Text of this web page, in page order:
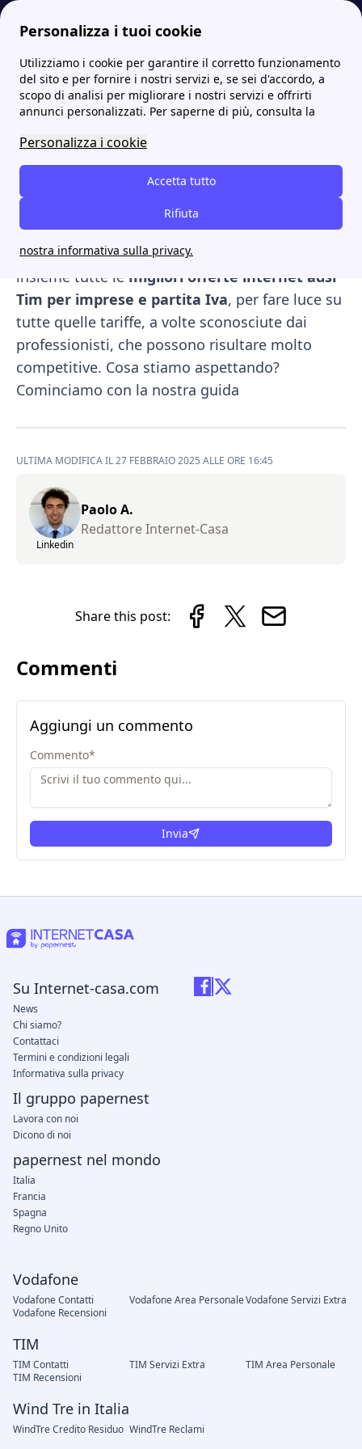
Personalizza i tuoi cookie
Utilizziamo i cookie per garantire il corretto funzionamento
del sito e per fornire i nostri servizi e, se sei d'accordo, a
scopo di analisi per migliorare i nostri servizi e offrirti
annunci personalizzati. Per saperne di più, consulta la
Personalizza i cookie
Accetta tutto
Rifiuta
nostra informativa sulla privacy.
Internet Casa Le migliori offerte internet e fibra per partite IVA e imprese Migliori offerte internet adsl Tim per imprese e partita iva
Migliori offerte internet
adsl Tim per imprese e
partita iva
Leggi la nostra guida e scopri tutte le offerte di
TIM per internet dedicate a business, imprese e
partite IVA. In questo articolo scopriremo
insieme tutte le migliori offerte internet adsl
Tim per imprese e partita Iva, per fare luce su
tutte quelle tariffe, a volte sconosciute dai
professionisti, che possono risultare molto
competitive. Cosa stiamo aspettando?
Cominciamo con la nostra guida
ULTIMA MODIFICA IL 27 FEBBRAIO 2025 ALLE ORE 16:45
Linkedin
Paolo A.
Redattore Internet-Casa
Share this post:
Commenti
Aggiungi un commento
Commento*
Invia
Vodafone
Vodafone Contatti Vodafone Area PersonaleVodafone Servizi Extra
Vodafone Recensioni
TIM
TIM Contatti TIM Servizi Extra
TIM Area Personale
TIM Recensioni
Wind Tre in Italia
WindTre Credito Residuo WindTre Reclami
Su Internet-casa.com
News
Chi siamo?
Contattaci
Termini e condizioni legali
Informativa sulla privacy
Il gruppo papernest
Lavora con noi
Dicono di noi
papernest nel mondo
Italia
Francia
Spagna
Regno Unito